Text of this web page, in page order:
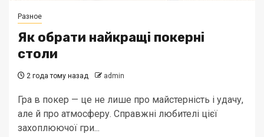
Разное
Як обрати найкращі покерні
столи
2 года тому назад admin
Гра в покер — це не лише про майстерність і удачу,
але й про атмосферу. Справжні любителі цієї
захоплюючої гри...